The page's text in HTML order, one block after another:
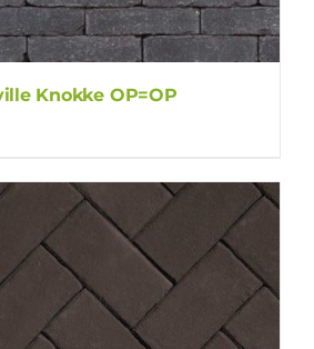
Knokke OP=OP